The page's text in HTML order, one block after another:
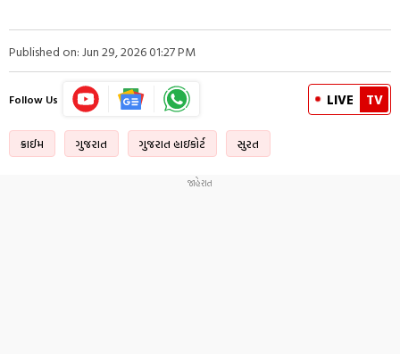
Published on: Jun 29, 2026 01:27 PM
Follow Us LIVE TV
ક્રાઈમ ગુજરાત ગુજરાત હાઇકોર્ટ સુરત